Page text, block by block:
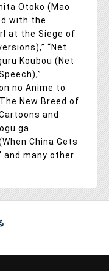
Otoko (Mao
with the
at the Siege of
“Net
Koubou (Net
no Anime to
New Breed of
and
ga
China Gets
and many other